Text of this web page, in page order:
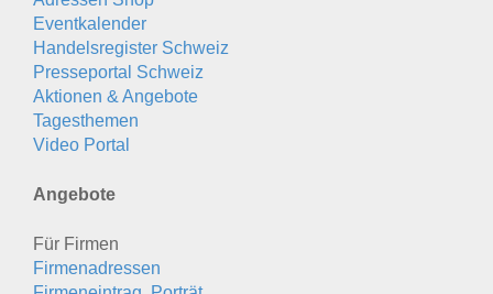
Eventkalender
Handelsregister Schweiz
Presseportal Schweiz
Aktionen & Angebote
Tagesthemen
Video Portal
Angebote
Für Firmen
Firmenadressen